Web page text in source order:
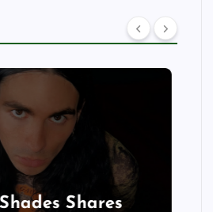
Girl Dies After
to Stop Brain